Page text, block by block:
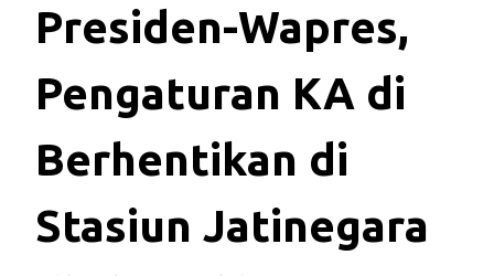
Presiden-Wapres,
Pengaturan KA di
Berhentikan di
Stasiun Jatinegara